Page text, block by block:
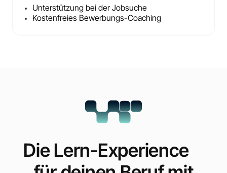
Unterstützung bei der Jobsuche
Kostenfreies Bewerbungs-Coaching
Die Lern-Experience